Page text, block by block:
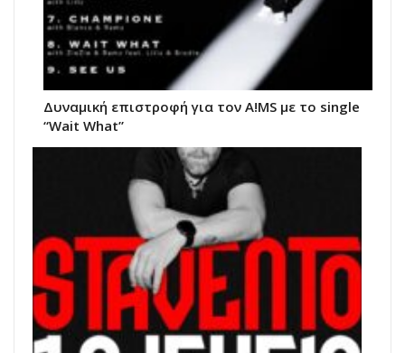
Δυναμική επιστροφή για τον A!MS με το single
“Wait What”